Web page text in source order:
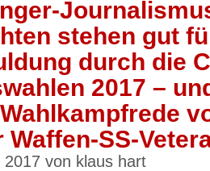
stehen gut
durch die
2017 –
SS-
von klaus hart